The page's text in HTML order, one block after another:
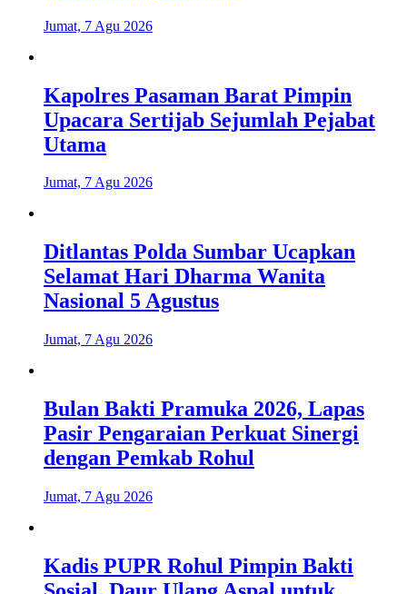
Jumat, 7 Agu 2026
Kapolres Pasaman Barat Pimpin
Upacara Sertijab Sejumlah Pejabat
Utama
Jumat, 7 Agu 2026
Ditlantas Polda Sumbar Ucapkan
Selamat Hari Dharma Wanita
Nasional 5 Agustus
Jumat, 7 Agu 2026
Bulan Bakti Pramuka 2026, Lapas
Pasir Pengaraian Perkuat Sinergi
dengan Pemkab Rohul
Jumat, 7 Agu 2026
Kadis PUPR Rohul Pimpin Bakti